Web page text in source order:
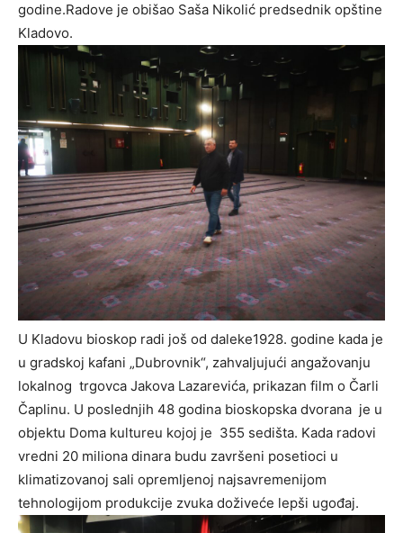
godine.Radove je obišao Saša Nikolić predsednik opštine
Kladovo.
U Kladovu bioskop radi još od daleke1928. godine kada je
u gradskoj kafani „Dubrovnik“, zahvaljujući angažovanju
lokalnog trgovca Jakova Lazarevića, prikazan film o Čarli
Čaplinu. U poslednjih 48 godina bioskopska dvorana je u
objektu Doma kultureu kojoj je 355 sedišta. Kada radovi
vredni 20 miliona dinara budu završeni posetioci u
klimatizovanoj sali opremljenoj najsavremenijom
tehnologijom produkcije zvuka doživeće lepši ugođaj.